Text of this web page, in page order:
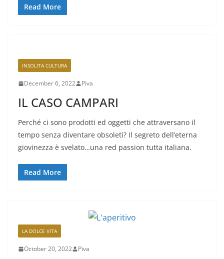
Read More
INSOLITA CULTURA
December 6, 2022 Piva
IL CASO CAMPARI
Perché ci sono prodotti ed oggetti che attraversano il
tempo senza diventare obsoleti? Il segreto dell’eterna
giovinezza è svelato…una red passion tutta italiana.
Read More
LA DOLCE VITA
October 20, 2022 Piva